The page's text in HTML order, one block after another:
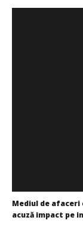
Mediul de afaceri
acuză impact pe